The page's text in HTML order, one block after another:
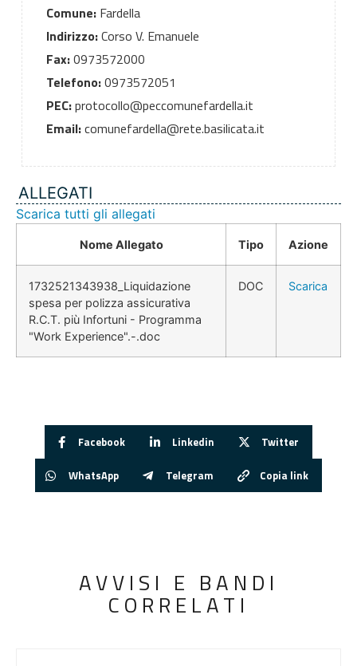
Comune:Fardella
Indirizzo:Corso V. Emanuele
Fax:0973572000
Telefono:0973572051
PEC:protocollo@peccomunefardella.it
Email:comunefardella@rete.basilicata.it
ALLEGATI
Scarica tutti gli allegati
Nome Allegato Tipo Azione
1732521343938_Liquidazione
spesa per polizza assicurativa
R.C.T. più Infortuni - Programma
"Work Experience".-.doc
DOC Scarica
Facebook Linkedin Twitter
WhatsApp Telegram Copia link
AVVISI E BANDI
CORRELATI